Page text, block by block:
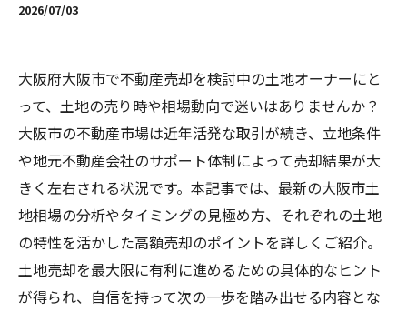
2026/07/03
大阪府大阪市で不動産売却を検討中の土地オーナーにと
って、土地の売り時や相場動向で迷いはありませんか？
大阪市の不動産市場は近年活発な取引が続き、立地条件
や地元不動産会社のサポート体制によって売却結果が大
きく左右される状況です。本記事では、最新の大阪市土
地相場の分析やタイミングの見極め方、それぞれの土地
の特性を活かした高額売却のポイントを詳しくご紹介。
土地売却を最大限に有利に進めるための具体的なヒント
が得られ、自信を持って次の一歩を踏み出せる内容とな